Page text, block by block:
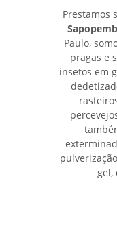
Prestamos
Paulo,
pragas e
insetos em
gel,